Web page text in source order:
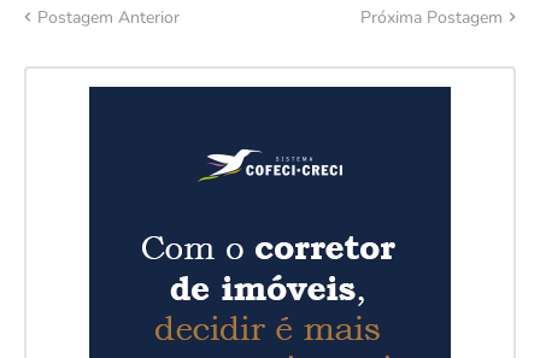
Postagem Anterior Próxima Postagem